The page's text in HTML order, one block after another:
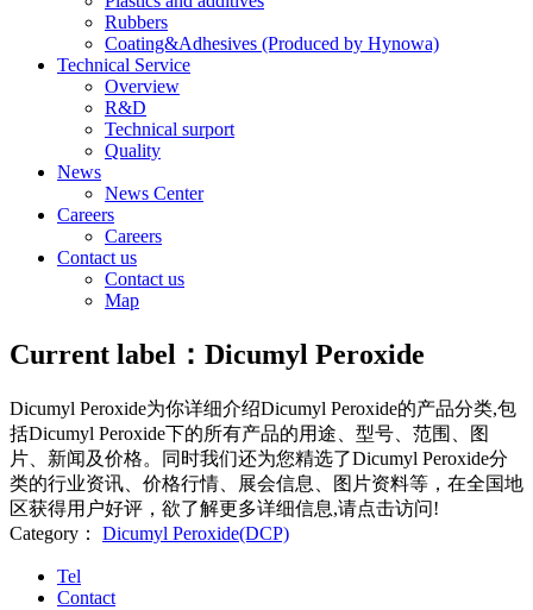
Rubbers
Coating&Adhesives (Produced by Hynowa)
Technical Service
Overview
R&D
Technical surport
Quality
News
News Center
Careers
Careers
Contact us
Contact us
Map
Current label： Dicumyl Peroxide
Dicumyl Peroxide为你详细介绍Dicumyl Peroxide的产品分类,包
括Dicumyl Peroxide下的所有产品的用途、型号、范围、图
片、新闻及价格。同时我们还为您精选了Dicumyl Peroxide分
类的行业资讯、价格行情、展会信息、图片资料等，在全国地
区获得用户好评，欲了解更多详细信息,请点击访问!
Category：
Dicumyl Peroxide(DCP)
Tel
Contact